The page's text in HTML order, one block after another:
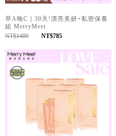
早A晚C｜30天!漂亮美妍+私密保養
組 MerryMeet
NT$1480
NT$785